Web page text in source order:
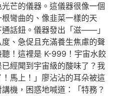
芒的儀器。這儀器很像一個
彎曲的、像韭菜一樣的天
話鈕。儀器發出「滋——」
、急促且充滿養生焦慮的聲
！這裡是 K-999！宇宙水餃
經聞到宇宙級的酸味了？我
馬上！」廖沾沾的耳朵被這
機，困惑地喊道：「特務？